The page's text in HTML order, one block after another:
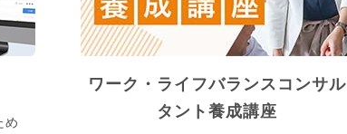
め
ワーク・ライフバランスコンサル
タント養成講座